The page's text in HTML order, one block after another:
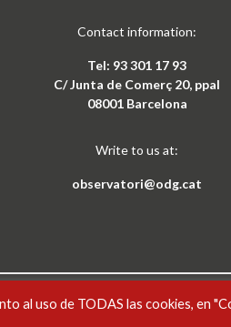
Contact information:
Tel: 93 301 17 93
C/ Junta de Comerç 20, ppal
08001 Barcelona
Write to us at:
observatori@odg.cat
4.0 Internacional
al uso de TODAS las cookies, en